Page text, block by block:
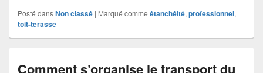
Posté dansNon classé | Marqué comme étanchéité, professionnel,
toit-terasse
Comment s’organise le transport du